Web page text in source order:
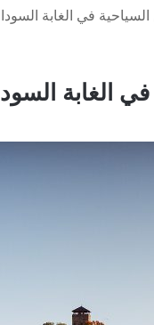
السياحية في الغابة
في الغابة